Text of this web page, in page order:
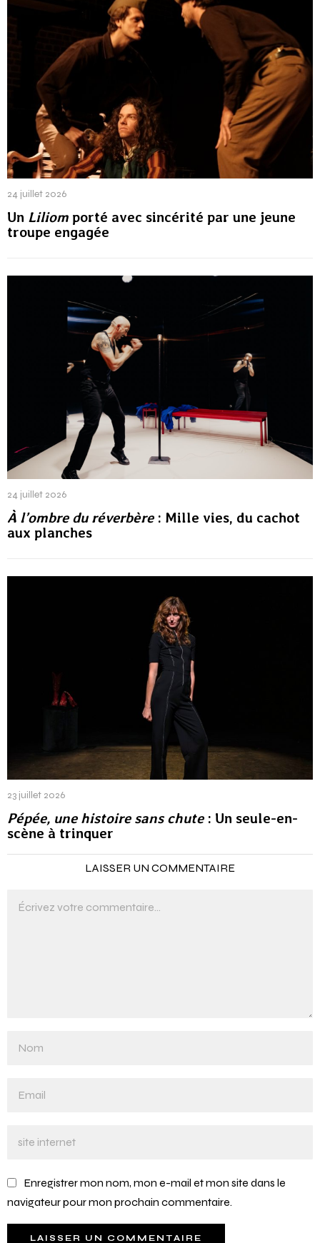
24 juillet 2026
Un Liliom porté avec sincérité par une jeune
troupe engagée
24 juillet 2026
À l’ombre du réverbère: Mille vies, du cachot
aux planches
23 juillet 2026
Pépée, une histoire sans chute: Un seule-en-
scène à trinquer
LAISSER UN COMMENTAIRE
Enregistrer mon nom, mon e-mail et mon site dans le
navigateur pour mon prochain commentaire.